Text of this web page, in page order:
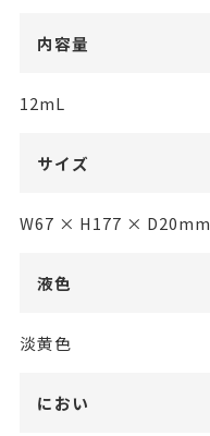
内容量
12mL
サイズ
W67 × H177 × D20mm
液色
淡黄色
におい